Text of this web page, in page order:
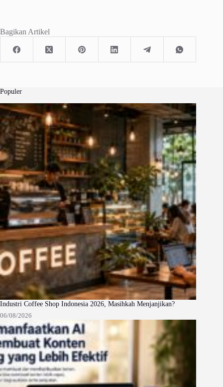
Bagikan Artikel
Populer
Industri Coffee Shop Indonesia 2026, Masihkah Menjanjikan?
06/08/2026